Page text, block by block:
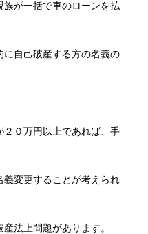
族が一括で車のローンを払
に自己破産する方の名義の
２０万円以上であれば、手
義変更することが考えられ
法上問題があります。